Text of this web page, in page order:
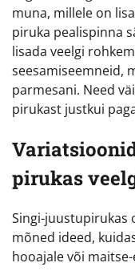
muna, millele on
piruka pealispinna
lisada veelgi
seesamiseemneid,
parmesani. Need
pirukast justkui
pirukas
Singi-juustupirukas
mõned ideed,
hooajale või